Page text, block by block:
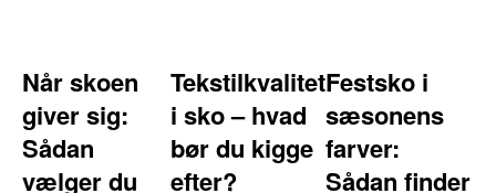
Når skoen
giver sig:
Sådan
vælger du
Tekstilkvalitet
i sko – hvad
bør du kigge
efter?
Festsko i
sæsonens
farver:
Sådan finder